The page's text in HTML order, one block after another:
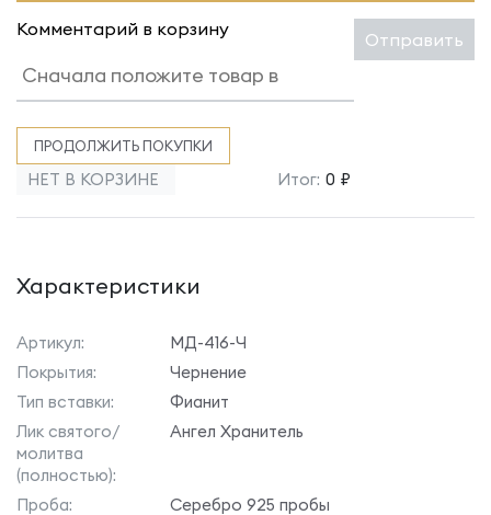
Комментарий в корзину Отправить
ПРОДОЛЖИТЬ ПОКУПКИ
НЕТ В КОРЗИНЕ Итог: 0 ₽
Характеристики
Артикул:
МД-416-Ч
Покрытия:
Чернение
Тип вставки:
Фианит
Лик святого/
молитва
(полностью):
Ангел Хранитель
Проба:
Серебро 925 пробы